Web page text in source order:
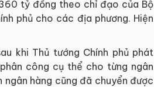
tỷ đồng theo chỉ đạo của Bộ
phủ cho các địa phương. Hiện
khi Thủ tướng Chính phủ phát
công cụ thể cho từng ngân
hàng cũng đã chuyển được